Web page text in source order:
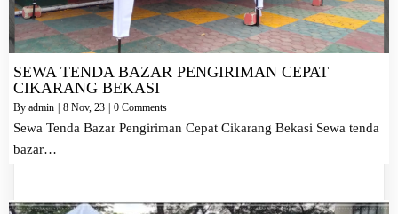
SEWA TENDA BAZAR PENGIRIMAN CEPAT
CIKARANG BEKASI
By admin | 8 Nov, 23 | 0 Comments
Sewa Tenda Bazar Pengiriman Cepat Cikarang Bekasi Sewa tenda
bazar…